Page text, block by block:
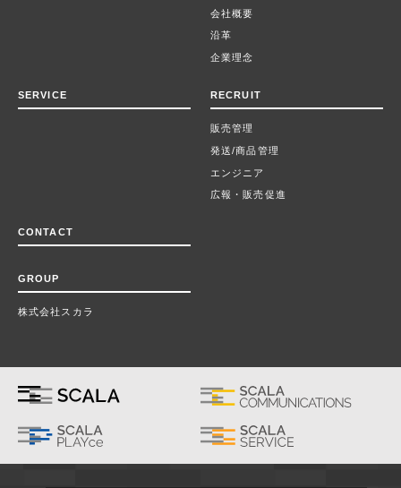
会社概要
沿革
企業理念
SERVICE RECRUIT
販売管理
発送/商品管理
エンジニア
広報・販売促進
CONTACT
GROUP
株式会社スカラ